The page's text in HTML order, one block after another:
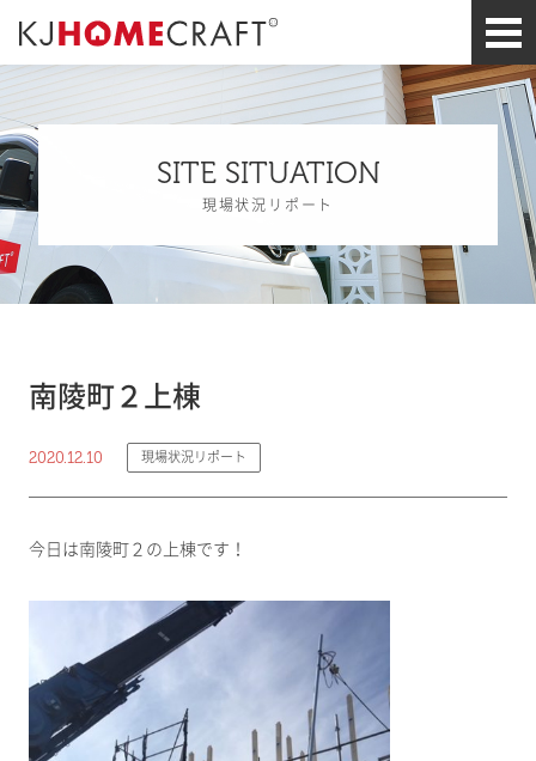
SITE SITUATION
現場状況リポート
南陵町２上棟
2020.12.10 現場状況リポート
今日は南陵町２の上棟です！